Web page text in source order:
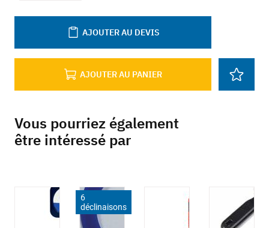
AJOUTER AU PANIER
AJOUTER AU DEVIS
Vous pourriez également
être intéressé par
6
déclinaisons